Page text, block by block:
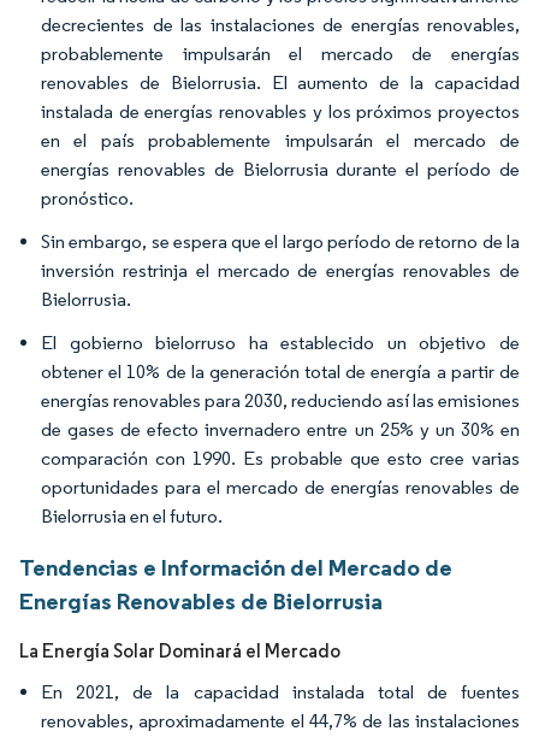
decrecientes de las instalaciones de energías renovables,
probablemente impulsarán el mercado de energías
renovables de Bielorrusia. El aumento de la capacidad
instalada de energías renovables y los próximos proyectos
en el país probablemente impulsarán el mercado de
energías renovables de Bielorrusia durante el período de
pronóstico.
Sin embargo, se espera que el largo período de retorno de la
inversión restrinja el mercado de energías renovables de
Bielorrusia.
El gobierno bielorruso ha establecido un objetivo de
obtener el 10% de la generación total de energía a partir de
energías renovables para 2030, reduciendo así las emisiones
de gases de efecto invernadero entre un 25% y un 30% en
comparación con 1990. Es probable que esto cree varias
oportunidades para el mercado de energías renovables de
Bielorrusia en el futuro.
Tendencias e Información del Mercado de
Energías Renovables de Bielorrusia
La Energía Solar Dominará el Mercado
En 2021, de la capacidad instalada total de fuentes
renovables, aproximadamente el 44,7% de las instalaciones